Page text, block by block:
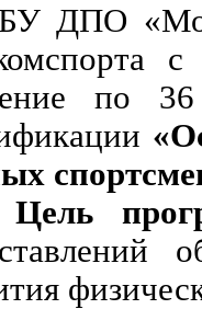
ДПО
по
Цель